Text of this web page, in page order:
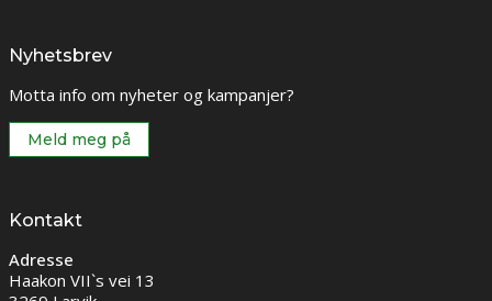
Nyhetsbrev
Motta info om nyheter og kampanjer?
Meld meg på
Kontakt
Adresse
Haakon VII`s vei 13